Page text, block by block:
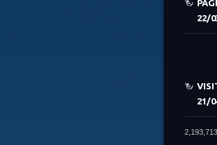
22/
21/
2,193,713